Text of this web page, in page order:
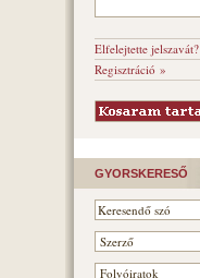
Elfelejtette jelszavát?
Regisztráció »
GYORSKERESŐ